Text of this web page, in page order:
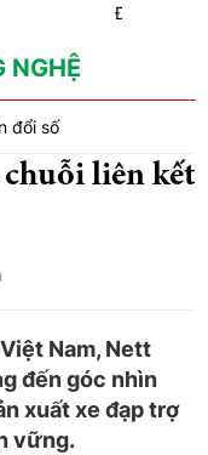
Đến năm 2045, Việt
Lâm Đồng: Không
NGHỆ
đổi số
liên kết
Nam, Nett
đến góc nhìn
xuất xe đạp trợ
vững.